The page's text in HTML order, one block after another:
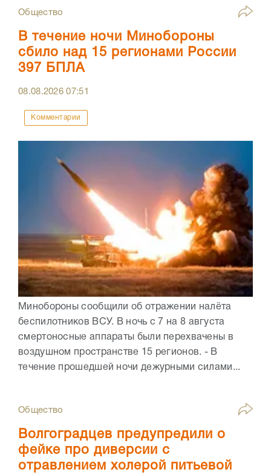
Общество
В течение ночи Минобороны
сбило над 15 регионами России
397 БПЛА
08.08.202607:51
Комментарии
Минобороны сообщили об отражении налёта
беспилотников ВСУ. В ночь с 7 на 8 августа
смертоносные аппараты были перехвачены в
воздушном пространстве 15 регионов. - В
течение прошедшей ночи дежурными силами...
Общество
Волгоградцев предупредили о
фейке про диверсии с
отравлением холерой питьевой